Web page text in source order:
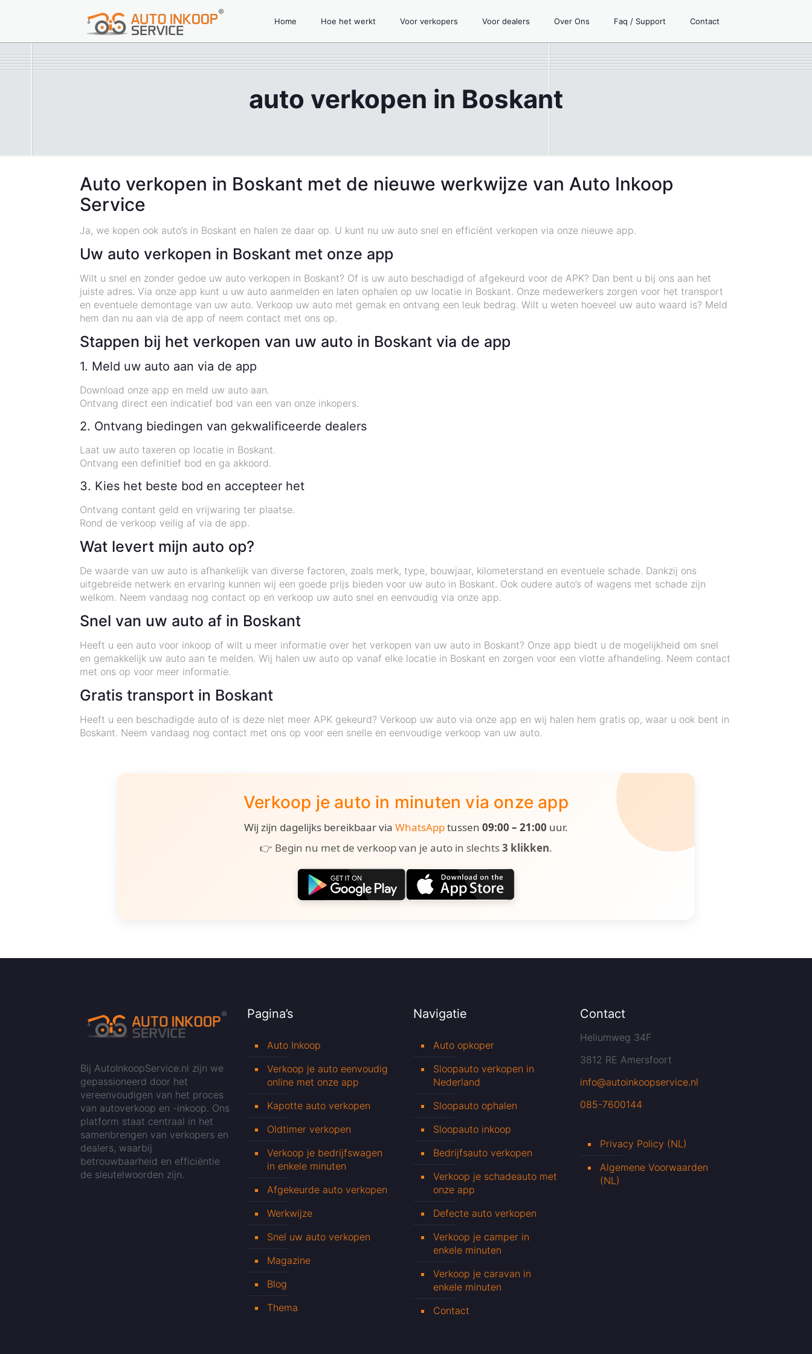
Home Hoe het werkt Voor verkopers Voor dealers Over Ons Faq / Support Contact
auto verkopen in Boskant
Auto verkopen in Boskant met de nieuwe werkwijze van Auto Inkoop
Service
Ja, we kopen ook auto’s in Boskant en halen ze daar op. U kunt nu uw auto snel en efficiënt verkopen via onze nieuwe app.
Uw auto verkopen in Boskant met onze app
Wilt u snel en zonder gedoe uw auto verkopen in Boskant? Of is uw auto beschadigd of afgekeurd voor de APK? Dan bent u bij ons aan het
juiste adres. Via onze app kunt u uw auto aanmelden en laten ophalen op uw locatie in Boskant. Onze medewerkers zorgen voor het transport
en eventuele demontage van uw auto. Verkoop uw auto met gemak en ontvang een leuk bedrag. Wilt u weten hoeveel uw auto waard is? Meld
hem dan nu aan via de app of neem contact met ons op.
Stappen bij het verkopen van uw auto in Boskant via de app
1. Meld uw auto aan via de app
Download onze app en meld uw auto aan.
Ontvang direct een indicatief bod van een van onze inkopers.
2. Ontvang biedingen van gekwalificeerde dealers
Laat uw auto taxeren op locatie in Boskant.
Ontvang een definitief bod en ga akkoord.
3. Kies het beste bod en accepteer het
Ontvang contant geld en vrijwaring ter plaatse.
Rond de verkoop veilig af via de app.
Wat levert mijn auto op?
De waarde van uw auto is afhankelijk van diverse factoren, zoals merk, type, bouwjaar, kilometerstand en eventuele schade. Dankzij ons
uitgebreide netwerk en ervaring kunnen wij een goede prijs bieden voor uw auto in Boskant. Ook oudere auto’s of wagens met schade zijn
welkom. Neem vandaag nog contact op en verkoop uw auto snel en eenvoudig via onze app.
Snel van uw auto af in Boskant
Heeft u een auto voor inkoop of wilt u meer informatie over het verkopen van uw auto in Boskant? Onze app biedt u de mogelijkheid om snel
en gemakkelijk uw auto aan te melden. Wij halen uw auto op vanaf elke locatie in Boskant en zorgen voor een vlotte afhandeling. Neem contact
met ons op voor meer informatie.
Gratis transport in Boskant
Heeft u een beschadigde auto of is deze niet meer APK gekeurd? Verkoop uw auto via onze app en wij halen hem gratis op, waar u ook bent in
Boskant. Neem vandaag nog contact met ons op voor een snelle en eenvoudige verkoop van uw auto.
Verkoop je auto in minuten via onze app
Wij zijn dagelijks bereikbaar via WhatsApptussen 09:00 – 21:00 uur.
👉 Begin nu met de verkoop van je auto in slechts3 klikken.
Bij AutoInkoopService.nl zijn we
gepassioneerd door het
vereenvoudigen van het proces
van autoverkoop en -inkoop. Ons
platform staat centraal in het
samenbrengen van verkopers en
dealers, waarbij
betrouwbaarheid en efficiëntie
de sleutelwoorden zijn.
Pagina’s
Auto Inkoop
Verkoop je auto eenvoudig
online met onze app
Kapotte auto verkopen
Oldtimer verkopen
Verkoop je bedrijfswagen
in enkele minuten
Afgekeurde auto verkopen
Werkwijze
Snel uw auto verkopen
Magazine
Blog
Thema
Navigatie
Auto opkoper
Sloopauto verkopen in
Nederland
Sloopauto ophalen
Sloopauto inkoop
Bedrijfsauto verkopen
Verkoop je schadeauto met
onze app
Defecte auto verkopen
Verkoop je camper in
enkele minuten
Verkoop je caravan in
enkele minuten
Contact
Contact
Heliumweg 34F
3812 RE Amersfoort
info@autoinkoopservice.nl
085-7600144
Privacy Policy (NL)
Algemene Voorwaarden
(NL)